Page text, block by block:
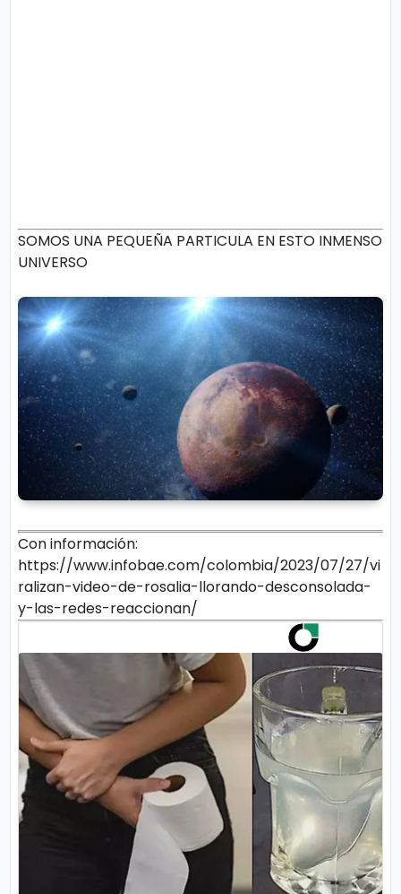
SOMOS UNA PEQUEÑA PARTICULA EN ESTO INMENSO
UNIVERSO
Con información:
https://www.infobae.com/colombia/2023/07/27/vi
ralizan-video-de-rosalia-llorando-desconsolada-
y-las-redes-reaccionan/